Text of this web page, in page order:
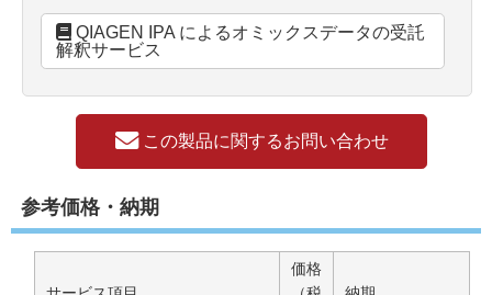
QIAGEN IPA によるオミックスデータの受託
解釈サービス
この製品に関するお問い合わせ
参考価格・納期
価格